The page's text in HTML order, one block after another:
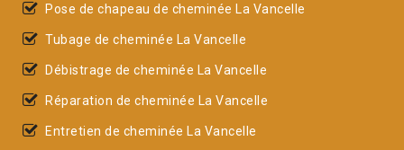
Pose de chapeau de cheminée La Vancelle
Tubage de cheminée La Vancelle
Débistrage de cheminée La Vancelle
Réparation de cheminée La Vancelle
Entretien de cheminée La Vancelle